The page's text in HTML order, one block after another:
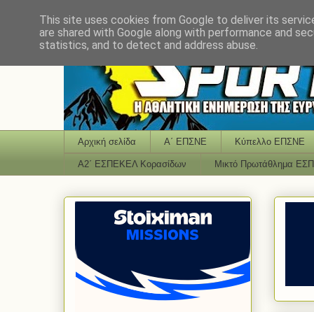
Αρχική σελίδα Α΄ ΕΠΣΝΕ Κύπελλο ΕΠΣΝΕ
Α2΄ ΕΣΠΕΚΕΛ Κορασίδων Μικτό Πρωτάθλημα
This site uses cookies from Google to deliver its
are shared with Google along with performance and
statistics, and to detect and address abuse.